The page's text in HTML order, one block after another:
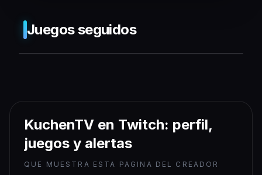
Juegos seguidos
von deinem Browser leider nicht
unterstützt.
KuchenTV en Twitch: perfil,
juegos y alertas
QUE MUESTRA ESTA PAGINA DEL CREADOR